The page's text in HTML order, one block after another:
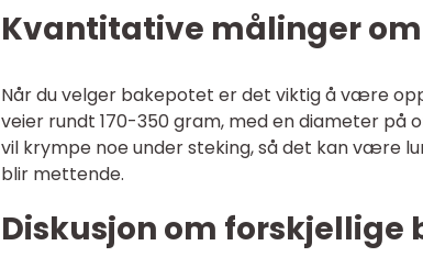
Kvantitative målinger
Når du velger bakepotet er det viktig å være
veier rundt 170-350 gram, med en diameter
vil krympe noe under steking, så det kan være
blir mettende.
Diskusjon om